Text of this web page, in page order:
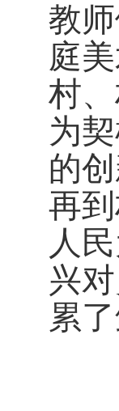
教
庭
村
为
的
再
人
兴
累